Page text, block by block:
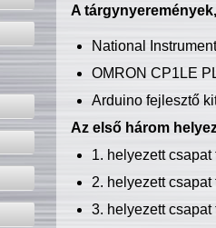
A
National
OMRON CP1LE
Arduino fejlesztő
Az első három
1. helyezett
2. helyezett
3. helyezett